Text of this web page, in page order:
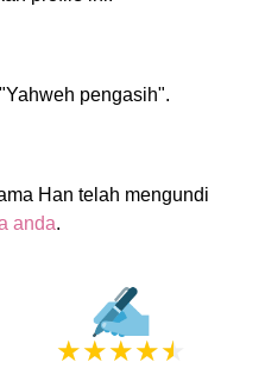
pengasih".
Han telah mengundi
anda.
★★★★★